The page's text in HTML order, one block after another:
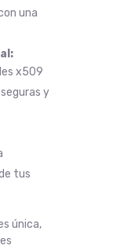
una
x509
y
tus
única,